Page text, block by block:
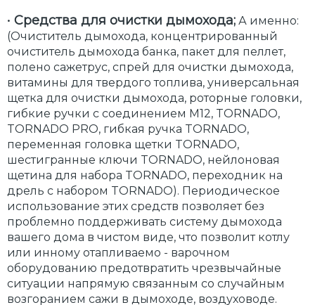
• Средства для очистки дымохода; А именно:
(Очиститель дымохода, концентрированный
очиститель дымохода банка, пакет для пеллет,
полено сажетрус, спрей для очистки дымохода,
витамины для твердого топлива, универсальная
щетка для очистки дымохода, роторные головки,
гибкие ручки с соединением М12, TORNADO,
TORNADO PRO, гибкая ручка TORNADO,
переменная головка щетки TORNADO,
шестигранные ключи TORNADO, нейлоновая
щетина для набора TORNADO, переходник на
дрель с набором TORNADO). Периодическое
использование этих средств позволяет без
проблемно поддерживать систему дымохода
вашего дома в чистом виде, что позволит котлу
или инному отапливаемо - варочном
оборудованию предотвратить чрезвычайные
ситуации напрямую связанным со случайным
возгоранием сажи в дымоходе, воздуховоде.